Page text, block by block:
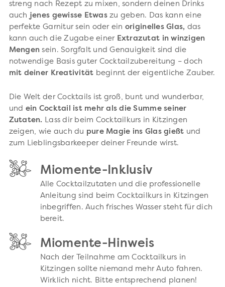
streng nach Rezept zu mixen, sondern deinen Drinks
auch jenes gewisse Etwaszu geben. Das kann eine
perfekte Garnitur sein oder ein originelles Glas, das
kann auch die Zugabe einer Extrazutat in winzigen
Mengen sein. Sorgfalt und Genauigkeit sind die
notwendige Basis guter Cocktailzubereitung – doch
mit deiner Kreativität beginnt der eigentliche Zauber.
Die Welt der Cocktails ist groß, bunt und wunderbar,
und ein Cocktail ist mehr als die Summe seiner
Zutaten. Lass dir beim Cocktailkurs in Kitzingen
zeigen, wie auch du pure Magie ins Glas gießt und
zum Lieblingsbarkeeper deiner Freunde wirst.
Miomente-Inklusiv
Alle Cocktailzutaten und die professionelle
Anleitung sind beim Cocktailkurs in Kitzingen
inbegriffen. Auch frisches Wasser steht für dich
bereit.
Miomente-Hinweis
Nach der Teilnahme am Cocktailkurs in
Kitzingen sollte niemand mehr Auto fahren.
Wirklich nicht. Bitte entsprechend planen!